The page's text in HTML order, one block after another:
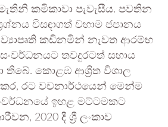
කමිකාවා පැවැසීය. පවතින
විසඳාගත් වහාම ජපානය
කඩිනමින් නැවත ආරම්භ
තවදුරටත් සහාය
තිබේ. කොළඹ ආශ්‍රිත විශාල
කර, රට වචනාර්ථයෙන් මෙන්ම
ඉහළ මට්ටමකට
2020 දී ශ්‍රී ලංකාව